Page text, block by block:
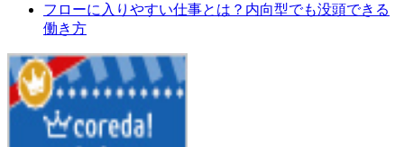
フローに入りやすい仕事とは？内向型でも没頭できる
働き方